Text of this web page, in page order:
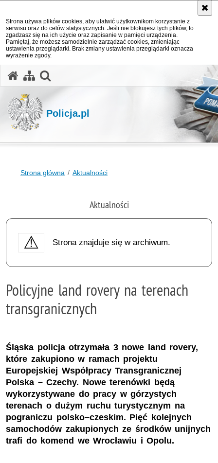
Strona używa plików cookies, aby ułatwić użytkownikom korzystanie z
serwisu oraz do celów statystycznych. Jeśli nie blokujesz tych plików, to
zgadzasz się na ich użycie oraz zapisanie w pamięci urządzenia.
Pamiętaj, że możesz samodzielnie zarządzać cookies, zmieniając
ustawienia przeglądarki. Brak zmiany ustawienia przeglądarki oznacza
wyrażenie zgody.
Policja.pl
Strona główna Aktualności
Aktualności
Strona znajduje się w archiwum.
Policyjne land rovery na terenach
transgranicznych
Śląska policja otrzymała 3 nowe land rovery,
które zakupiono w ramach projektu
Europejskiej Współpracy Transgranicznej
Polska – Czechy. Nowe terenówki będą
wykorzystywane do pracy w górzystych
terenach o dużym ruchu turystycznym na
pograniczu polsko–czeskim. Pięć kolejnych
samochodów zakupionych ze środków unijnych
trafi do komend we Wrocławiu i Opolu.